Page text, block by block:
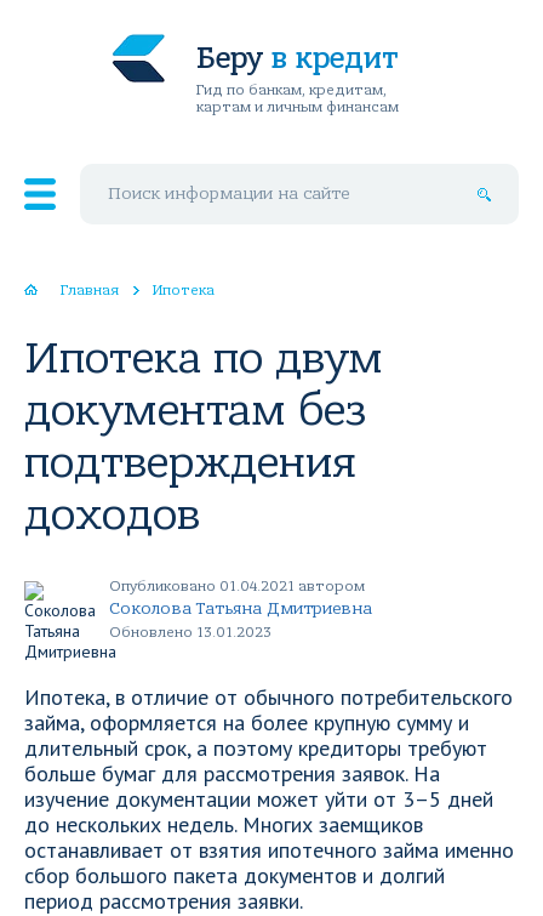
Беру в кредит
Гид по банкам, кредитам,
картам и личным финансам
Главная Ипотека
Ипотека по двум
документам без
подтверждения
доходов
Опубликовано 01.04.2021 автором
Соколова Татьяна Дмитриевна
Обновлено 13.01.2023
Ипотека, в отличие от обычного потребительского
займа, оформляется на более крупную сумму и
длительный срок, а поэтому кредиторы требуют
больше бумаг для рассмотрения заявок. На
изучение документации может уйти от 3–5 дней
до нескольких недель. Многих заемщиков
останавливает от взятия ипотечного займа именно
сбор большого пакета документов и долгий
период рассмотрения заявки.